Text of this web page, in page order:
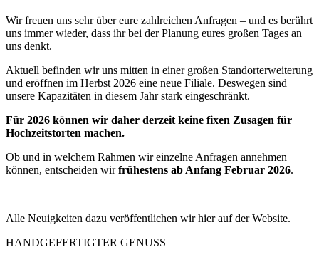
Wir freuen uns sehr über eure zahlreichen Anfragen – und es berührt
uns immer wieder, dass ihr bei der Planung eures großen Tages an
uns denkt.
Aktuell befinden wir uns mitten in einer großen Standorterweiterung
und eröffnen im Herbst 2026 eine neue Filiale. Deswegen sind
unsere Kapazitäten in diesem Jahr stark eingeschränkt.
Für 2026 können wir daher derzeit keine fixen Zusagen für
Hochzeitstorten machen.
Ob und in welchem Rahmen wir einzelne Anfragen annehmen
können, entscheiden wirfrühestens ab Anfang Februar 2026.
Alle Neuigkeiten dazu veröffentlichen wir hier auf der Website.
HANDGEFERTIGTER GENUSS